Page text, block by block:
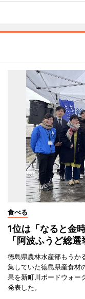
食べる
1位は「なると金
「阿波ふうど総
徳島県農林水産部もうか
集していた徳島県産食材
果を新町川ボードウォー
発表した。